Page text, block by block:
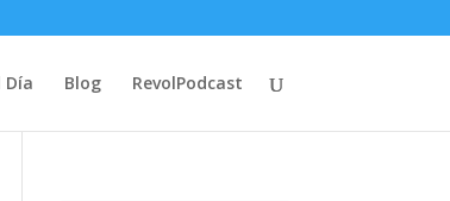
Día Blog RevolPodcast